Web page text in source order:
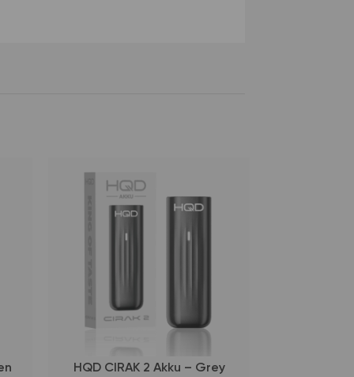
HQD CIRAK 2 Akku – Grey